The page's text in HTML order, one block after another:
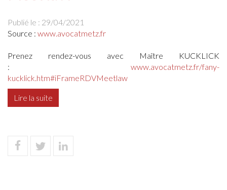
Publié le : 29/04/2021
Source : www.avocatmetz.fr
Prenez rendez-vous avec Maître KUCKLICK
: www.avocatmetz.fr/fany-
kucklick.htm#iFrameRDVMeetlaw
Lire la suite